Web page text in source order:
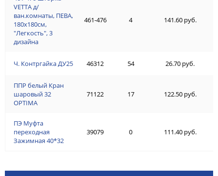
VETTA д/
ван.комнаты, ПЕВА,
180x180см,
"Легкость", 3
дизайна
Ч. Контргайка ДУ25
ППР белый Кран
шаровый 32
OPTIMA
ПЭ Муфта
переходная
Зажимная 40*32
461-476 4 141.60 руб.
46312 54 26.70 руб.
71122 17 122.50 руб.
39079 0 111.40 руб.